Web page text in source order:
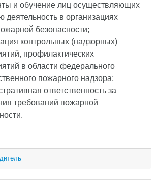
и обучение лиц осуществляющих
деятельность в организациях
безопасности;
контрольных (надзорных)
профилактических
в области федерального
пожарного надзора;
ответственность за
требований пожарной